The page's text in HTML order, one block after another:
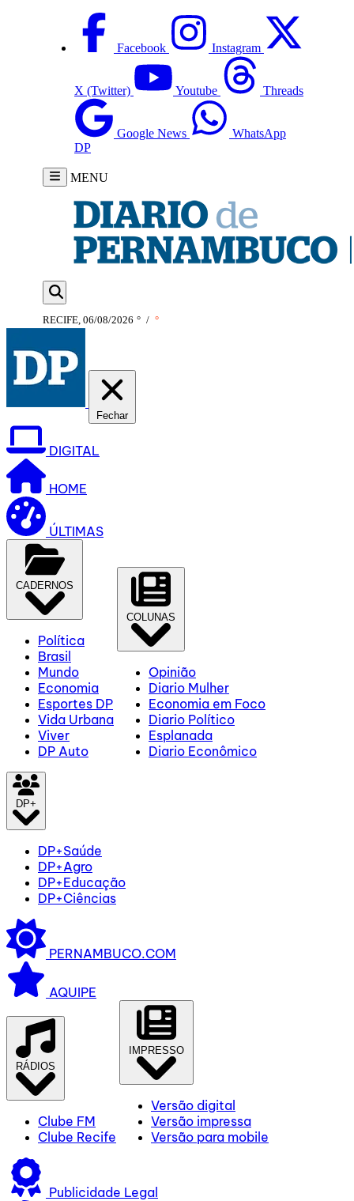
Facebook Instagram
X (Twitter) Youtube Threads
Google News
WhatsApp
DP
MENU
RECIFE, 06/08/2026 ° / °
Fechar
DIGITAL
HOME
ÚLTIMAS
CADERNOS
Política
Brasil
Mundo
Economia
Esportes DP
Vida Urbana
Viver
DP Auto
COLUNAS
Opinião
Diario Mulher
Economia em Foco
Diario Político
Esplanada
Diario Econômico
DP+
DP+Saúde
DP+Agro
DP+Educação
DP+Ciências
PERNAMBUCO.COM
AQUIPE
RÁDIOS
Clube FM
Clube Recife
IMPRESSO
Versão digital
Versão impressa
Versão para mobile
Publicidade Legal